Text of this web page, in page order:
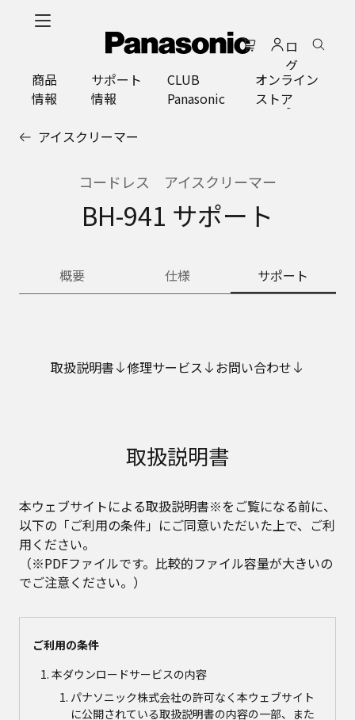
ロ
グ
イ
ン
商品
情報
サポート
情報
CLUB
Panasonic
オンライン
ストア
アイスクリーマー
コードレス アイスクリーマー
BH-941 サポート
概要 仕様 サポート
取扱説明書 修理サービス お問い合わせ
取扱説明書
本ウェブサイトによる取扱説明書※をご覧になる前に、
以下の「ご利用の条件」にご同意いただいた上で、ご利
用ください。
（※PDFファイルです。比較的ファイル容量が大きいの
でご注意ください。）
ご利用の条件
本ダウンロードサービスの内容
パナソニック株式会社の許可なく本ウェブサイト
に公開されている取扱説明書の内容の一部、また